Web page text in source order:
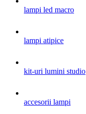
lampi led macro
lampi atipice
kit-uri lumini studio
accesorii lampi